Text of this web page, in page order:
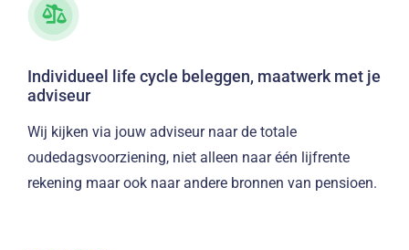
Individueel life cycle beleggen, maatwerk met je
adviseur
Wij kijken via jouw adviseur naar de totale
oudedagsvoorziening, niet alleen naar één lijfrente
rekening maar ook naar andere bronnen van pensioen.